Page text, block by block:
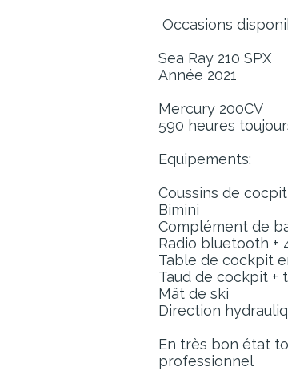
Occasions
Sea Ray 210 SPX
Année 2021
Mercury 200CV
590 heures
Equipements:
Coussins de
Bimini
Complément de
Radio bluetooth +
Table de cockpit
Taud de cockpit +
Mât de ski
Direction
En très bon état
professionnel